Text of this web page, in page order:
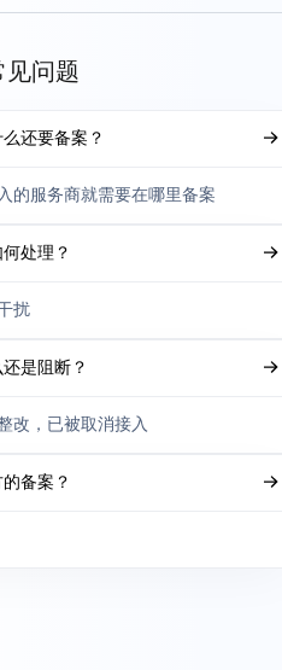
见问题
还要备案？
的服务商就需要在哪里备案
处理？
扰
是阻断？
改，已被取消接入
备案？